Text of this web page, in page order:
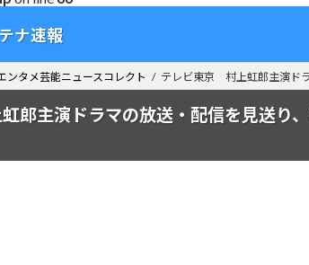
ナ速報
タメ芸能ニュースコレクト テレビ東京 村上虹郎主演ド
郎主演ドラマの放送・配信を見送り